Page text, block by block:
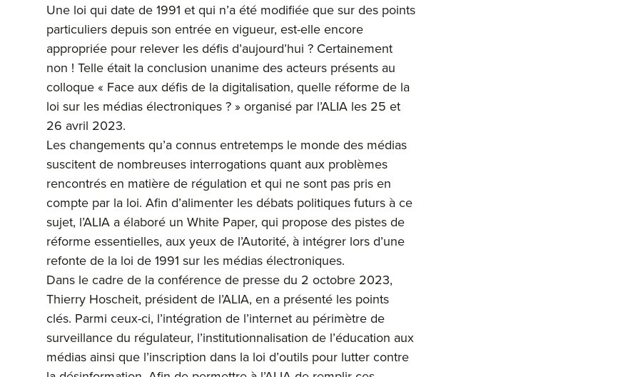
Une loi qui date de 1991 et qui n’a été modifiée que sur des points
particuliers depuis son entrée en vigueur, est-elle encore
appropriée pour relever les défis d’aujourd’hui ? Certainement
non ! Telle était la conclusion unanime des acteurs présents au
colloque « Face aux défis de la digitalisation, quelle réforme de la
loi sur les médias électroniques ? » organisé par l’ALIA les 25 et
26 avril 2023.
Les changements qu’a connus entretemps le monde des médias
suscitent de nombreuses interrogations quant aux problèmes
rencontrés en matière de régulation et qui ne sont pas pris en
compte par la loi. Afin d’alimenter les débats politiques futurs à ce
sujet, l’ALIA a élaboré un White Paper, qui propose des pistes de
réforme essentielles, aux yeux de l’Autorité, à intégrer lors d’une
refonte de la loi de 1991 sur les médias électroniques.
Dans le cadre de la conférence de presse du 2 octobre 2023,
Thierry Hoscheit, président de l’ALIA, en a présenté les points
clés. Parmi ceux-ci, l’intégration de l’internet au périmètre de
surveillance du régulateur, l’institutionnalisation de l’éducation aux
médias ainsi que l’inscription dans la loi d’outils pour lutter contre